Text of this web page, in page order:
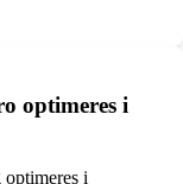
optimeres i
optimeres i